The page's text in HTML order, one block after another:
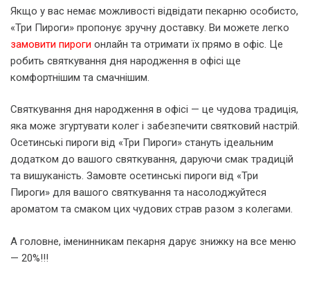
Якщо у вас немає можливості відвідати пекарню особисто,
«Три Пироги» пропонує зручну доставку. Ви можете легко
замовити пироги онлайн та отримати їх прямо в офіс. Це
робить святкування дня народження в офісі ще
комфортнішим та смачнішим.
Святкування дня народження в офісі — це чудова традиція,
яка може згуртувати колег і забезпечити святковий настрій.
Осетинські пироги від «Три Пироги» стануть ідеальним
додатком до вашого святкування, даруючи смак традицій
та вишуканість. Замовте осетинські пироги від «Три
Пироги» для вашого святкування та насолоджуйтеся
ароматом та смаком цих чудових страв разом з колегами.
А головне, іменинникам пекарня дарує знижку на все меню
— 20%!!!